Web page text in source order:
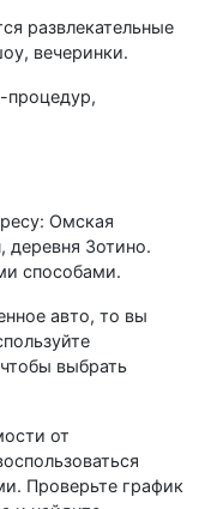
развлекательные
вечеринки.
процедур,
Омская
деревня Зотино.
способами.
авто, то вы
выбрать
от
Проверьте график